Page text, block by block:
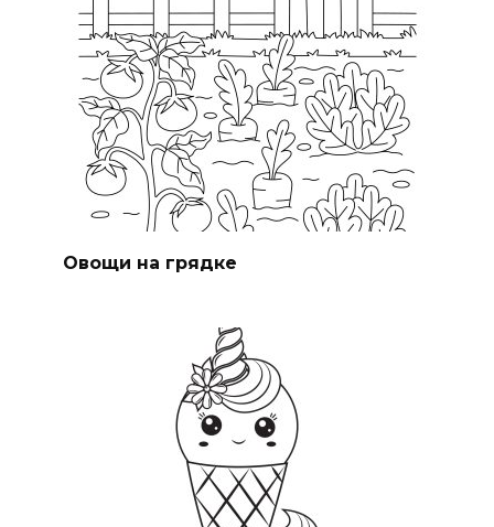
Овощи на грядке